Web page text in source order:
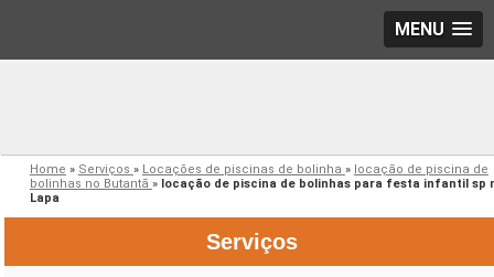
MENU
Home » Serviços » Locações de piscinas de bolinha » locação de piscina de
bolinhas no Butantã » locação de piscina de bolinhas para festa infantil sp
Lapa
Serviços